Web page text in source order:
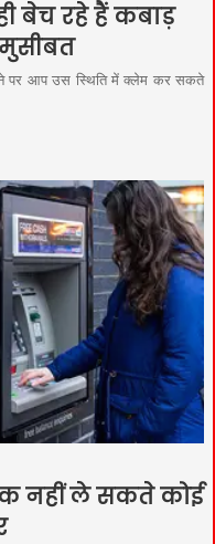
बेच रहे हैं कबाड़
पर आप उस स्थिति में क्लेम कर सकते
नहीं ले सकते कोई